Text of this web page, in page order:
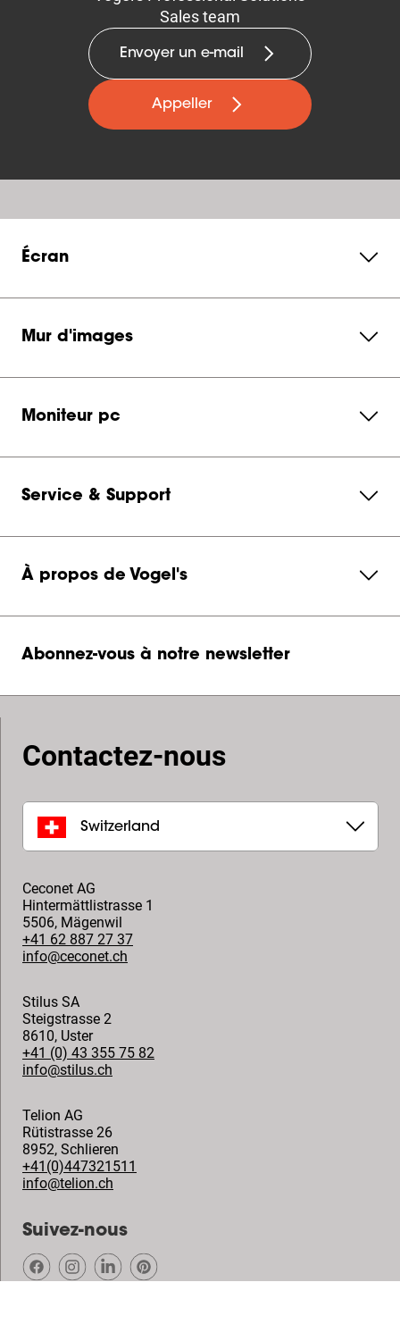
Sales team
Envoyer un e-mail
Appeller
Écran
Mur d'images
Moniteur pc
Service & Support
À propos de Vogel's
Abonnez-vous à notre newsletter
Contactez-nous
Switzerland
Ceconet AG
Hintermättlistrasse 1
5506, Mägenwil
+41 62 887 27 37
info@ceconet.ch
Stilus SA
Steigstrasse 2
8610, Uster
+41 (0) 43 355 75 82
info@stilus.ch
Telion AG
Rütistrasse 26
8952, Schlieren
+41(0)447321511
info@telion.ch
Suivez-nous